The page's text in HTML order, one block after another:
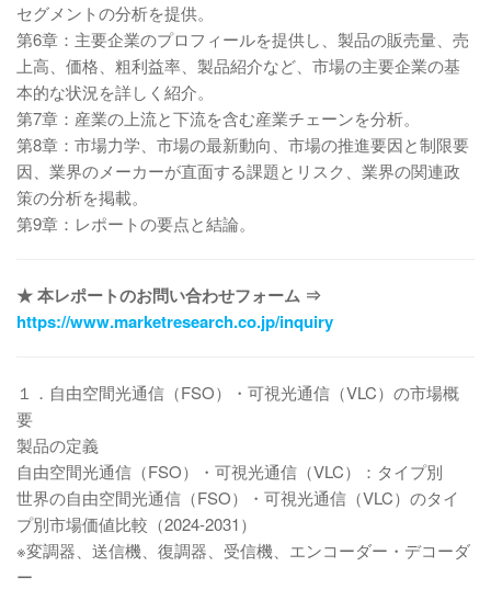
セグメントの分析を提供。
第6章：主要企業のプロフィールを提供し、製品の販売量、売
上高、価格、粗利益率、製品紹介など、市場の主要企業の基
本的な状況を詳しく紹介。
第7章：産業の上流と下流を含む産業チェーンを分析。
第8章：市場力学、市場の最新動向、市場の推進要因と制限要
因、業界のメーカーが直面する課題とリスク、業界の関連政
策の分析を掲載。
第9章：レポートの要点と結論。
★ 本レポートのお問い合わせフォーム ⇒
https://www.marketresearch.co.jp/inquiry
１．自由空間光通信（FSO）・可視光通信（VLC）の市場概
要
製品の定義
自由空間光通信（FSO）・可視光通信（VLC）：タイプ別
世界の自由空間光通信（FSO）・可視光通信（VLC）のタイ
プ別市場価値比較（2024-2031）
※変調器、送信機、復調器、受信機、エンコーダー・デコーダ
ー